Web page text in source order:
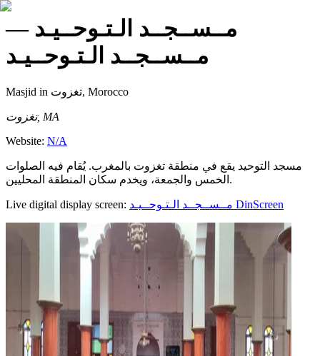
مــســجــد الـتـوحــيـد —
مــســجــد الـتـوحــيـد
Masjid in تغزوت, Morocco
تغزوت, MA
Website: N/A
مسجد التوحيد يقع في منطقة تغزوت بالمغرب. يُقام فيه الصلوات
الخمس والجمعة، ويخدم سكان المنطقة المحليين.
Live digital display screen: مــســجــد الـتـوحــيـد DinScreen